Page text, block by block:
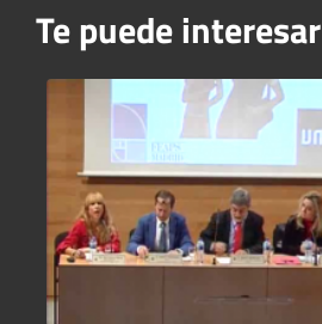
Te puede interesar